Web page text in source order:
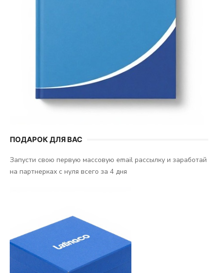
ПОДАРОК ДЛЯ ВАС
Запусти свою первую массовую email рассылку и заработай
на партнерках с нуля всего за 4 дня